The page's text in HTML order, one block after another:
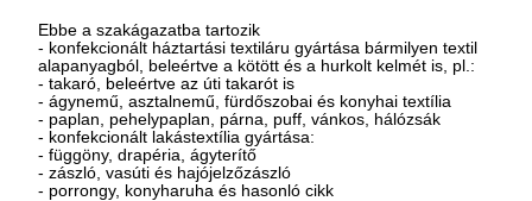
Ebbe a szakágazatba tartozik
- konfekcionált háztartási textiláru gyártása bármilyen textil
alapanyagból, beleértve a kötött és a hurkolt kelmét is, pl.:
- takaró, beleértve az úti takarót is
- ágynemű, asztalnemű, fürdőszobai és konyhai textília
- paplan, pehelypaplan, párna, puff, vánkos, hálózsák
- konfekcionált lakástextília gyártása:
- függöny, drapéria, ágyterítő
- zászló, vasúti és hajójelzőzászló
- porrongy, konyharuha és hasonló cikk